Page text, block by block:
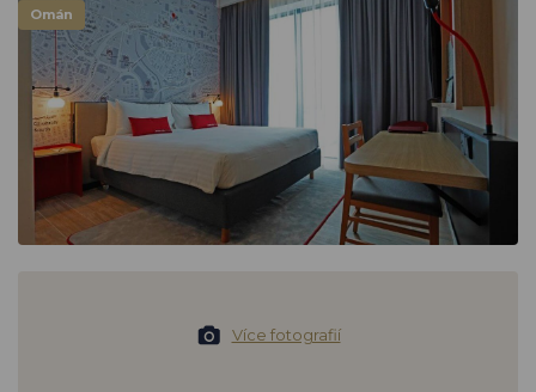
Omán
Více fotografií